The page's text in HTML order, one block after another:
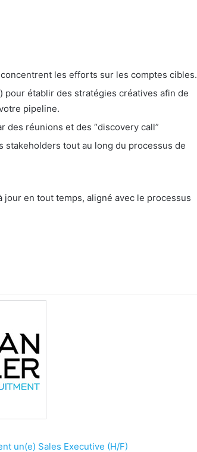
les efforts sur les comptes cibles.
pour établir des stratégies créatives afin de
pipeline.
des réunions et des “discovery call”
tout au long du processus de
en tout temps, aligné avec le processus
un(e) Sales Executive (H/F)